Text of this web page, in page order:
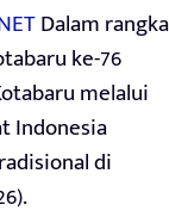
Dalam rangka
ke-76
melalui
Indonesia
di